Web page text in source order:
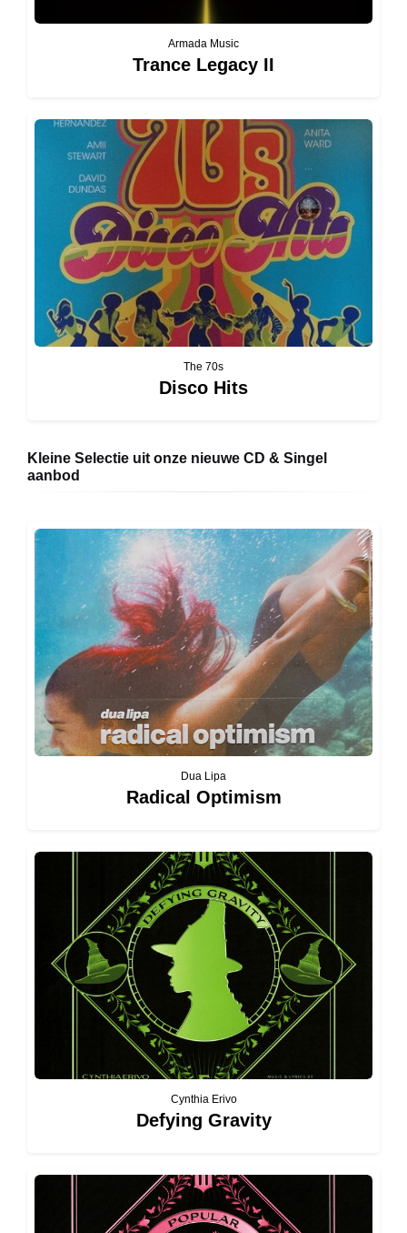
Armada Music
Trance Legacy II
The 70s
Disco Hits
Kleine Selectie uit onze nieuwe CD & Singel
aanbod
Dua Lipa
Radical Optimism
Cynthia Erivo
Defying Gravity